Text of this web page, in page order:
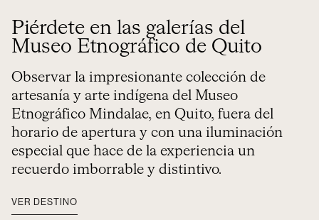
Piérdete en las galerías del
Museo Etnográfico de Quito
Observar la impresionante colección de
artesanía y arte indígena del Museo
Etnográfico Mindalae, en Quito, fuera del
horario de apertura y con una iluminación
especial que hace de la experiencia un
recuerdo imborrable y distintivo.
VER DESTINO